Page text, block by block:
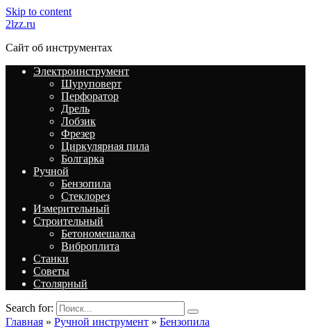
Skip to content
2lzz.ru
Сайт об инструментах
Электроинструмент
Шуруповерт
Перфоратор
Дрель
Лобзик
Фрезер
Циркулярная пила
Болгарка
Ручной
Бензопила
Стеклорез
Измерительный
Строительный
Бетономешалка
Виброплита
Станки
Советы
Столярный
Search for:
Главная » Ручной инструмент » Бензопила